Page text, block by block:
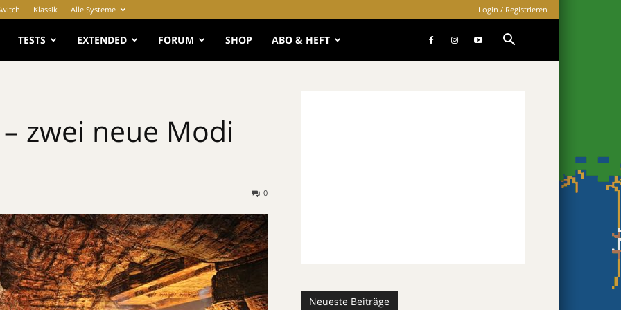
Klassik Alle Systeme Login / Registrieren
TESTS EXTENDED FORUM SHOP ABO & HEFT
zwei neue Modi
0
Neueste Beiträge